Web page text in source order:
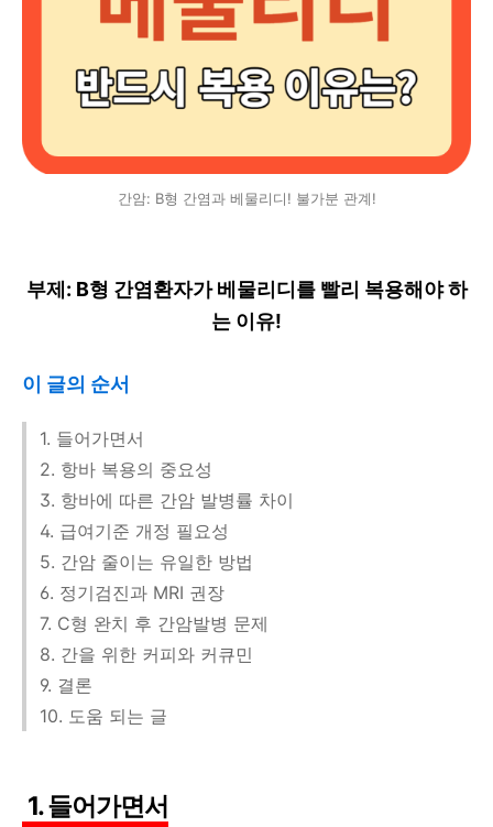
간암: B형 간염과 베물리디! 불가분 관계!
부제: B형 간염환자가 베물리디를 빨리 복용해야 하
는 이유!
이 글의 순서
1. 들어가면서
2. 항바 복용의 중요성
3. 항바에 따른 간암 발병률 차이
4. 급여기준 개정 필요성
5. 간암 줄이는 유일한 방법
6. 정기검진과 MRI 권장
7. C형 완치 후 간암발병 문제
8. 간을 위한 커피와 커큐민
9. 결론
10. 도움 되는 글
1. 들어가면서